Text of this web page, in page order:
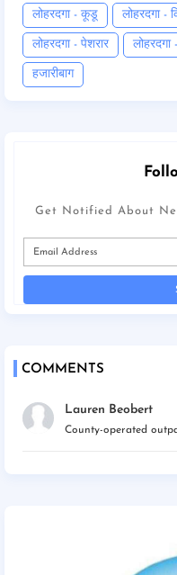
लोहरदगा - कूडू लोहरदगा -
लोहरदगा - पेशरार लोहरदगा
हजारीबाग
Get Notified About
COMMENTS
Lauren Beobert
County-operated